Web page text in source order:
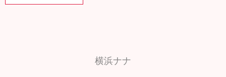
横浜ナナ